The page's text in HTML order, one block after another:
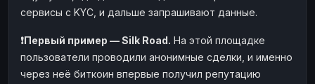
сервисы с KYC, и дальше запрашивают данные.
❗️Первый пример — Silk Road. На этой площадке
пользователи проводили анонимные сделки, и именно
через неё биткоин впервые получил репутацию